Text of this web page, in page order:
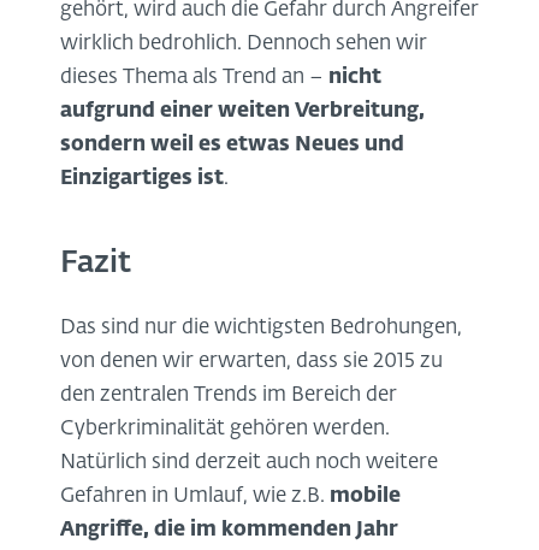
gehört, wird auch die Gefahr durch Angreifer
wirklich bedrohlich. Dennoch sehen wir
dieses Thema als Trend an – nicht
aufgrund einer weiten Verbreitung,
sondern weil es etwas Neues und
Einzigartiges ist.
Fazit
Das sind nur die wichtigsten Bedrohungen,
von denen wir erwarten, dass sie 2015 zu
den zentralen Trends im Bereich der
Cyberkriminalität gehören werden.
Natürlich sind derzeit auch noch weitere
Gefahren in Umlauf, wie z.B. mobile
Angriffe, die im kommenden Jahr